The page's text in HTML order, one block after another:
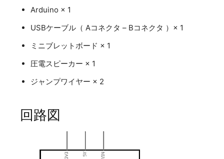
Arduino × 1
USBケーブル（ Aコネクタ – Bコネクタ ）× 1
ミニブレットボード × 1
圧電スピーカー × 1
ジャンプワイヤー × 2
回路図